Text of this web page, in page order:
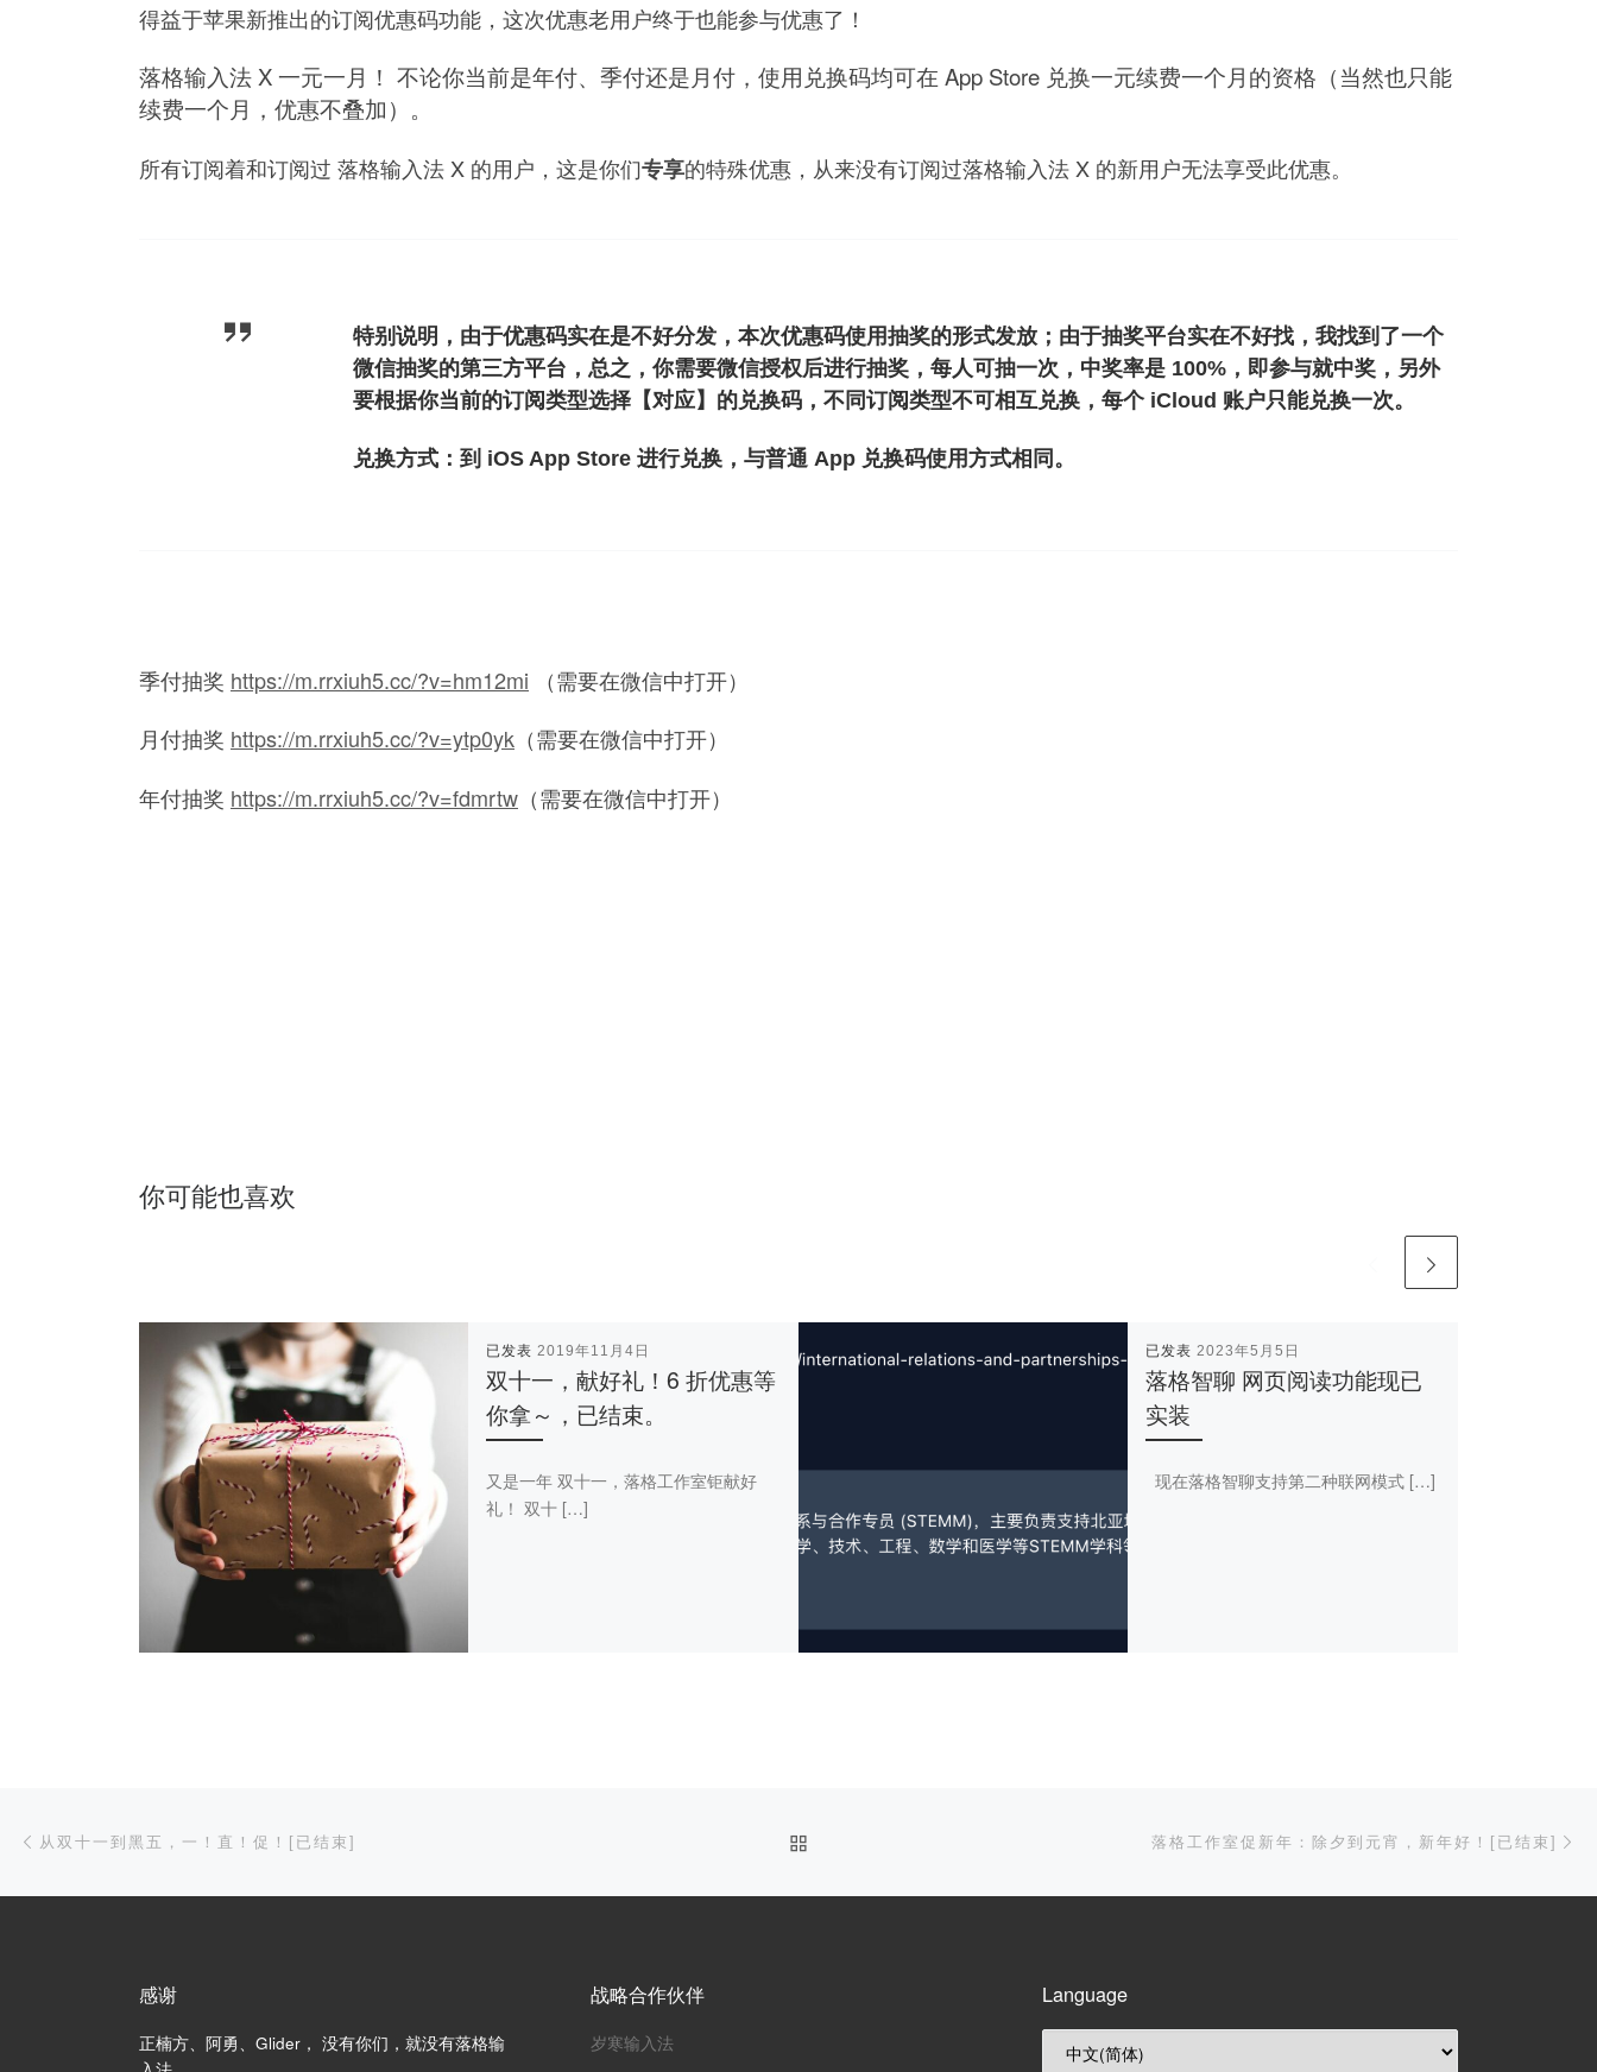
得益于苹果新推出的订阅优惠码功能，这次优惠老用户终于也能参与优惠了！
落格输入法 X 一元一月！ 不论你当前是年付、季付还是月付，使用兑换码均可在 App Store 兑换一元续费一个月的资格（当然也只能
续费一个月，优惠不叠加）。
所有订阅着和订阅过 落格输入法 X 的用户，这是你们专享的特殊优惠，从来没有订阅过落格输入法 X 的新用户无法享受此优惠。
特别说明，由于优惠码实在是不好分发，本次优惠码使用抽奖的形式发放；由于抽奖平台实在不好找，我找到了一个
微信抽奖的第三方平台，总之，你需要微信授权后进行抽奖，每人可抽一次，中奖率是 100%，即参与就中奖，另外
要根据你当前的订阅类型选择【对应】的兑换码，不同订阅类型不可相互兑换，每个 iCloud 账户只能兑换一次。
兑换方式：到 iOS App Store 进行兑换，与普通 App 兑换码使用方式相同。
季付抽奖 https://m.rrxiuh5.cc/?v=hm12mi （需要在微信中打开）
月付抽奖 https://m.rrxiuh5.cc/?v=ytp0yk （需要在微信中打开）
年付抽奖 https://m.rrxiuh5.cc/?v=fdmrtw （需要在微信中打开）
你可能也喜欢
已发表 2019年11月4日
双十一，献好礼！6 折优惠等
你拿～，已结束。
又是一年 双十一，落格工作室钜献好
礼！ 双十 […]
已发表 2023年5月5日
落格智聊 网页阅读功能现已
实装
现在落格智聊支持第二种联网模式 […]
文章导航
从双十一到黑五，一！直！促！[已结束] 落格工作室促新年：除夕到元宵，新年好！[已结束]
感谢
正楠方、阿勇、Glider， 没有你们，就没有落格输
战略合作伙伴
岁寒输入法
Language